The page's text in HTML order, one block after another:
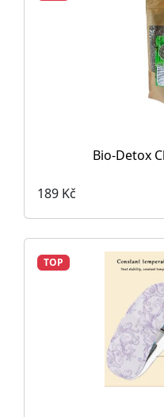
Bio-Detox
189 Kč
TOP